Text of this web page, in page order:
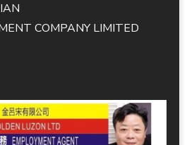
COMPANY LIMITED